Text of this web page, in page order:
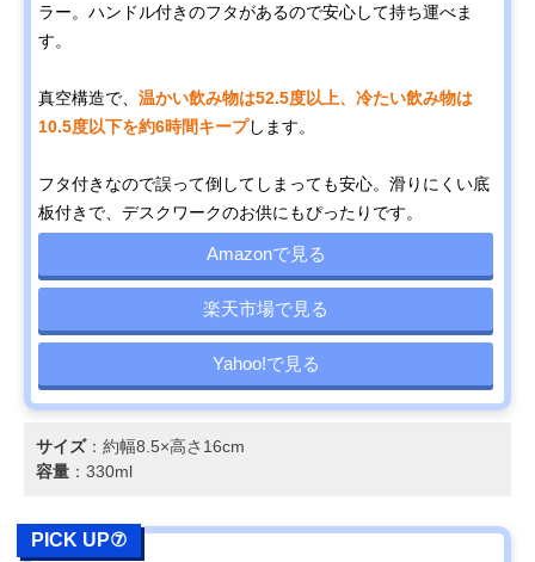
ラー。ハンドル付きのフタがあるので安心して持ち運べま
す。
真空構造で、 温かい飲み物は52.5度以上、冷たい飲み物は
10.5度以下を約6時間キープします。
フタ付きなので誤って倒してしまっても安心。滑りにくい底
板付きで、デスクワークのお供にもぴったりです。
Amazonで見る
楽天市場で見る
Yahoo!で見る
サイズ：約幅8.5×高さ16cm
容量 ：330ml
PICK UP⑦